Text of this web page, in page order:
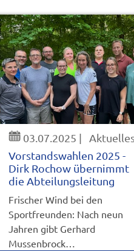
03.07.2025 |
Vorstandswahlen 2025 -
Dirk Rochow übernimmt
die Abteilungsleitung
Frischer Wind bei den
Sportfreunden: Nach neun
Jahren gibt Gerhard
Mussenbrock…